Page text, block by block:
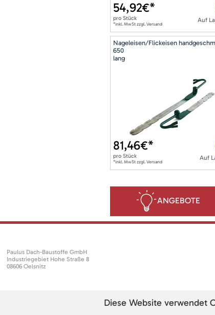
Auf
54,92€*
pro Stück
*inkl. MwSt zzgl. Versand
Nageleisen/Flickeisen
650
lang
Auf
81,46€*
pro Stück
*inkl. MwSt zzgl. Versand
ANGEBOTE
Paulus Dach-Baustoffe GmbH
Industriegebiet Hohe Straße 8
08606 Oelsnitz
Diese Website verwendet